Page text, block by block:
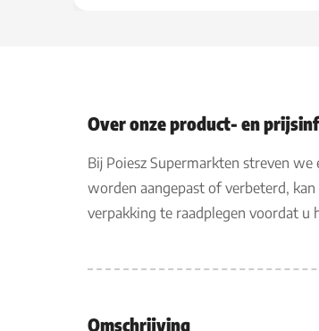
Over onze product- en
Bij Poiesz Supermarkten streven
worden aangepast of verbeterd,
verpakking te raadplegen voordat u
Omschrijving